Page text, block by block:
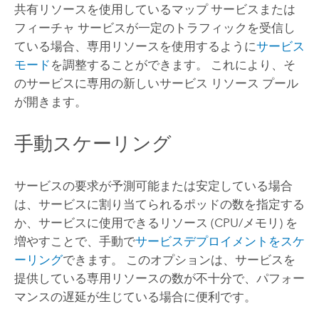
共有リソースを使用しているマップ サービスまたは
フィーチャ サービスが一定のトラフィックを受信し
ている場合、専用リソースを使用するようにサービス
モード を調整することができます。 これにより、そ
のサービスに専用の新しいサービス リソース プール
が開きます。
手動スケーリング
サービスの要求が予測可能または安定している場合
は、サービスに割り当てられるポッドの数を指定する
か、サービスに使用できるリソース (CPU/メモリ) を
増やすことで、手動でサービスデプロイメントをスケ
ーリングできます。 このオプションは、サービスを
提供している専用リソースの数が不十分で、パフォー
マンスの遅延が生じている場合に便利です。